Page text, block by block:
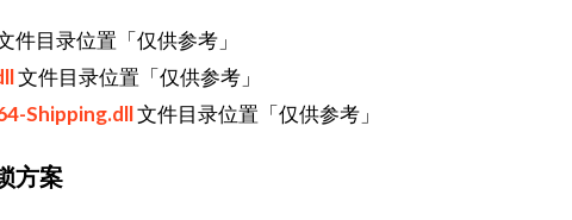
件目录位置「仅供参考」
文件目录位置「仅供参考」
Shipping.dll文件目录位置「仅供参考」
方案